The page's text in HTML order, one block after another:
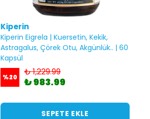
Kiperin
Kiperin Eigrela | Kuersetin, Kekik,
Astragalus, Çörek Otu, Akgünlük.. | 60
Kapsül
%20 ₺ 1,229.99
₺ 983.99
SEPETE EKLE